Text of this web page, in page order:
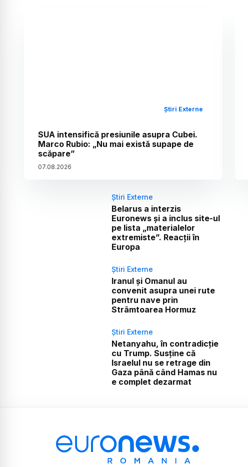
Știri Externe
SUA intensifică presiunile asupra Cubei.
Marco Rubio: „Nu mai există supape de
scăpare”
07.08.2026
Știri Externe
Belarus a interzis
Euronews și a inclus site-ul
pe lista „materialelor
extremiste”. Reacții în
Europa
Știri Externe
Iranul și Omanul au
convenit asupra unei rute
pentru nave prin
Strâmtoarea Hormuz
Știri Externe
Netanyahu, în contradicție
cu Trump. Susține că
Israelul nu se retrage din
Gaza până când Hamas nu
e complet dezarmat